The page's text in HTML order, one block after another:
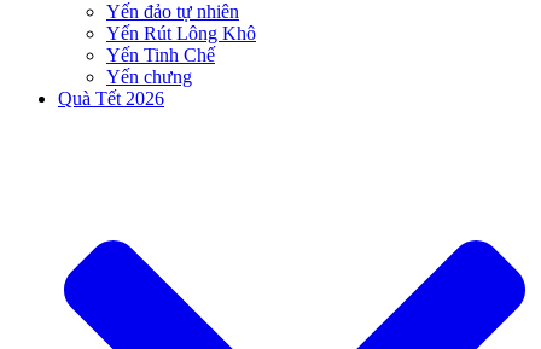
Yến đảo tự nhiên
Yến Rút Lông Khô
Yến Tinh Chế
Yến chưng
Quà Tết 2026